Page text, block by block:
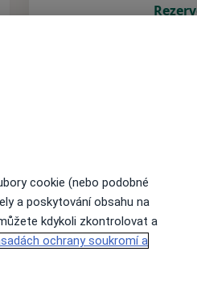
cookie (nebo podobné
a poskytování obsahu na
kdykoli zkontrolovat a
ochrany soukromí a